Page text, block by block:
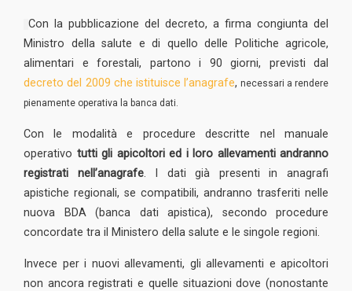
Con la pubblicazione del decreto, a firma congiunta del
Ministro della salute e di quello delle Politiche agricole,
alimentari e forestali, partono i 90 giorni, previsti dal
decreto del 2009 che istituisce l’anagrafe, necessari a rendere
pienamente operativa la banca dati.
Con le modalità e procedure descritte nel manuale
operativo tutti gli apicoltori ed i loro allevamenti andranno
registrati nell’anagrafe. I dati già presenti in anagrafi
apistiche regionali, se compatibili, andranno trasferiti nelle
nuova BDA (banca dati apistica), secondo procedure
concordate tra il Ministero della salute e le singole regioni.
Invece per i nuovi allevamenti, gli allevamenti e apicoltori
non ancora registrati e quelle situazioni dove (nonostante